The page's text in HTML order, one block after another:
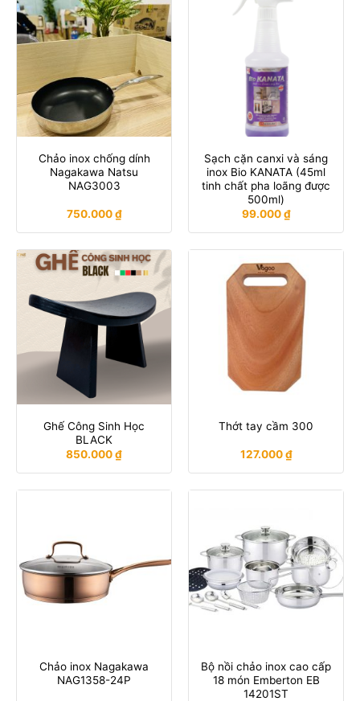
Chảo inox chống dính
Nagakawa Natsu
NAG3003
750.000₫
Sạch cặn canxi và sáng
inox Bio KANATA (45ml
tinh chất pha loãng được
500ml)
99.000₫
Ghế Công Sinh Học
BLACK
850.000₫
Thớt tay cầm 300
127.000₫
Chảo inox Nagakawa
NAG1358-24P
Bộ nồi chảo inox cao cấp
18 món Emberton EB
14201ST